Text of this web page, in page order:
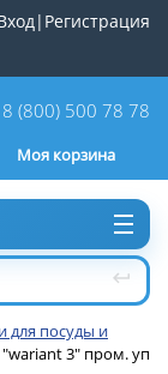
| Регистрация
8 (800) 500 78 78
Моя корзина
для посуды и
3" пром. уп